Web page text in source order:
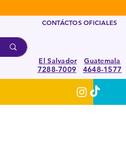
CONTÁCTOS OFICIALES
Guatemala
El Salvador
7288-7009 4648-1577